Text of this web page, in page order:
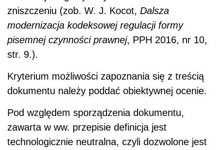
zniszczeniu (zob. W. J. Kocot, Dalsza
modernizacja kodeksowej regulacji formy
pisemnej czynności prawnej, PPH 2016, nr 10,
str. 9.).
Kryterium możliwości zapoznania się z treścią
dokumentu należy poddać obiektywnej ocenie.
Pod względem sporządzenia dokumentu,
zawarta w ww. przepisie definicja jest
technologicznie neutralna, czyli dozwolone jest